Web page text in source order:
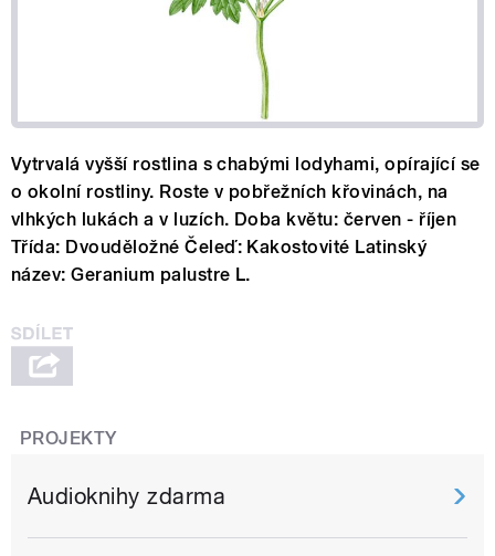
Vytrvalá vyšší rostlina s chabými lodyhami, opírající se
o okolní rostliny. Roste v pobřežních křovinách, na
vlhkých lukách a v luzích. Doba květu: červen - říjen
Třída: Dvouděložné Čeleď: Kakostovité Latinský
název: Geranium palustre L.
PROJEKTY
Audioknihy zdarma